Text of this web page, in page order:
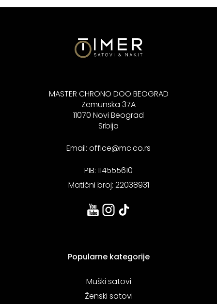
MASTER CHRONO DOO BEOGRAD
Zemunska 37A
11070 Novi Beograd
Srbija
Email: office@mc.co.rs
PIB: 114555610
Matični broj: 22038931
Popularne kategorije
Muški satovi
Ženski satovi